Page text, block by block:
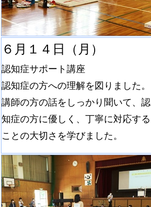
６月１４日（月）
認知症サポート講座
認知症の方への理解を図りました。
講師の方の話をしっかり聞いて、認
知症の方に優しく、丁寧に対応する
ことの大切さを学びました。